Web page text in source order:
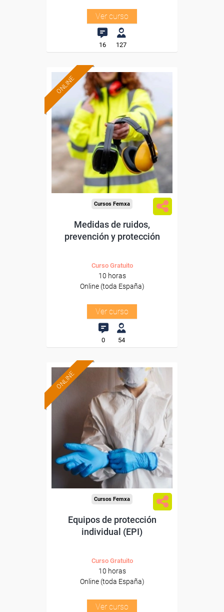
Ver curso
16 127
ONLINE
Formación 100%
subvencionada.
Para desempleados,
trabajadores y autónomos.
Sector
-Construcción e industrias
Extractivas.
Cursos Femxa
Medidas de ruidos,
prevención y protección
Curso Gratuito
10 horas
Online (toda España)
Ver curso
0 54
ONLINE
Formación 100%
subvencionada.
Para desempleados,
trabajadores y autónomos.
Sector
-Mediambiente.
Cursos Femxa
Equipos de protección
individual (EPI)
Curso Gratuito
10 horas
Online (toda España)
Ver curso